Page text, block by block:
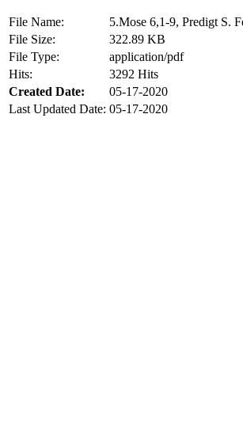
File Name:
5.Mose 6,1-9, Predigt S.
File Size:
322.89 KB
File Type:
application/pdf
Hits:
3292 Hits
Created Date:
05-17-2020
Last Updated Date: 05-17-2020